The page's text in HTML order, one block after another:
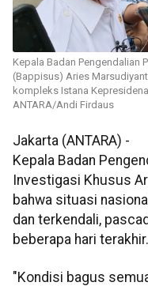
Kepala Badan Pengendalian
(Bappisus) Aries
kompleks Istana
ANTARA/Andi Firdaus
Jakarta (ANTARA) -
Kepala Badan
Investigasi Khusus
bahwa situasi
dan terkendali,
beberapa hari terakhir.
"Kondisi bagus